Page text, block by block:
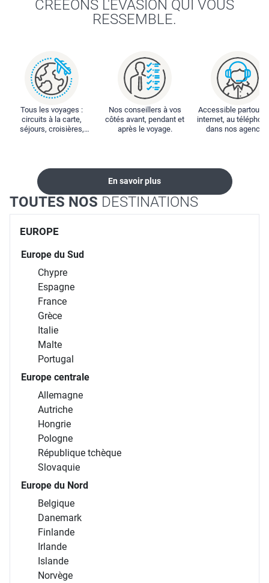
CRÉEONS L'ÉVASION QUI VOUS
RESSEMBLE.
Tous les voyages :
circuits à la carte,
séjours, croisières,
Nos conseillers à vos
côtés avant, pendant et
après le voyage.
Accessible partout :
internet, au
dans nos
En savoir plus
TOUTES NOS DESTINATIONS
EUROPE
Europe du Sud
Chypre
Espagne
France
Grèce
Italie
Malte
Portugal
Europe centrale
Allemagne
Autriche
Hongrie
Pologne
République tchèque
Slovaquie
Europe du Nord
Belgique
Danemark
Finlande
Irlande
Islande
Norvège